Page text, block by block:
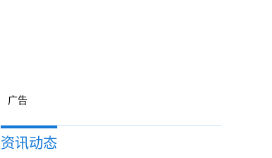
广告
资讯动态